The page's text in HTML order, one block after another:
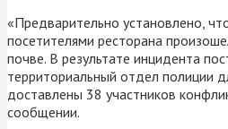
«Предварительно установлено,
посетителями ресторана
почве. В результате инцидента
территориальный отдел полиции
доставлены 38 участников
сообщении.